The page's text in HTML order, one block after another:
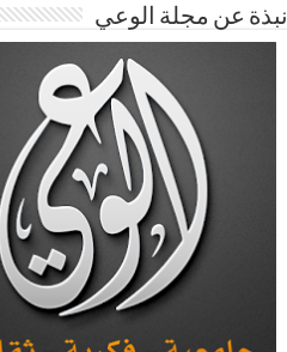
نبذة عن مجلة الوعي